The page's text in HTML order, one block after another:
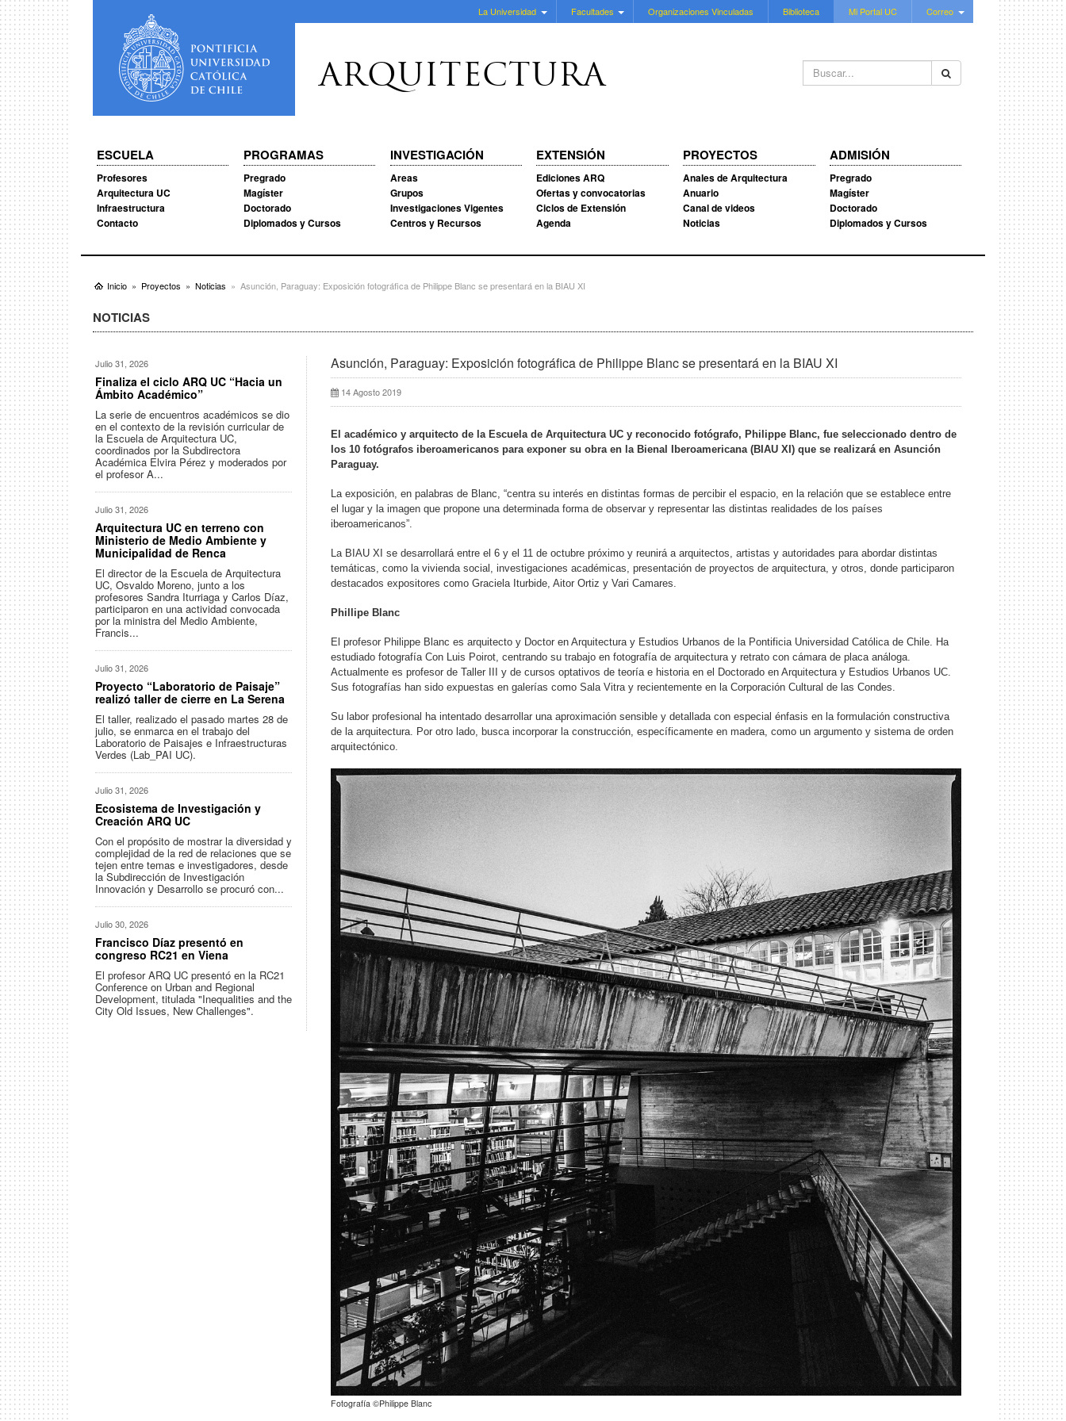
La Universidad Facultades Organizaciones Vinculadas Biblioteca Mi Portal UC Correo
Buscar...
ARQUITECTURA
ESCUELA
Profesores
Arquitectura UC
Infraestructura
Contacto
PROGRAMAS
Pregrado
Magíster
Doctorado
Diplomados y Cursos
INVESTIGACIÓN
Areas
Grupos
Investigaciones Vigentes
Centros y Recursos
EXTENSIÓN
Ediciones ARQ
Ofertas y convocatorias
Ciclos de Extensión
Agenda
PROYECTOS
Anales de Arquitectura
Anuario
Canal de videos
Noticias
ADMISIÓN
Pregrado
Magíster
Doctorado
Diplomados y Cursos
Inicio Proyectos Noticias Asunción, Paraguay: Exposición fotográfica de Philippe Blanc se presentará en la BIAU XI
NOTICIAS
Asunción, Paraguay: Exposición fotográfica de Philippe Blanc se presentará en la BIAU XI
14 Agosto 2019
El académico y arquitecto de la Escuela de Arquitectura UC y reconocido fotógrafo, Philippe Blanc, fue seleccionado dentro de
los 10 fotógrafos iberoamericanos para exponer su obra en la Bienal Iberoamericana (BIAU XI) que se realizará en Asunción
Paraguay.
La exposición, en palabras de Blanc, “centra su interés en distintas formas de percibir el espacio, en la relación que se establece entre
el lugar y la imagen que propone una determinada forma de observar y representar las distintas realidades de los países
iberoamericanos”.
La BIAU XI se desarrollará entre el 6 y el 11 de octubre próximo y reunirá a arquitectos, artistas y autoridades para abordar distintas
temáticas, como la vivienda social, investigaciones académicas, presentación de proyectos de arquitectura, y otros, donde participaron
destacados expositores como Graciela Iturbide, Aitor Ortiz y Vari Camares.
Phillipe Blanc
El profesor Philippe Blanc es arquitecto y Doctor en Arquitectura y Estudios Urbanos de la Pontificia Universidad Católica de Chile. Ha
estudiado fotografía Con Luis Poirot, centrando su trabajo en fotografía de arquitectura y retrato con cámara de placa análoga.
Actualmente es profesor de Taller III y de cursos optativos de teoría e historia en el Doctorado en Arquitectura y Estudios Urbanos UC.
Sus fotografías han sido expuestas en galerías como Sala Vitra y recientemente en la Corporación Cultural de las Condes.
Su labor profesional ha intentado desarrollar una aproximación sensible y detallada con especial énfasis en la formulación constructiva
de la arquitectura. Por otro lado, busca incorporar la construcción, específicamente en madera, como un argumento y sistema de orden
arquitectónico.
Fotografía ©Philippe Blanc
Julio 31, 2026
Finaliza el ciclo ARQ UC “Hacia un
Ámbito Académico”
La serie de encuentros académicos se dio
en el contexto de la revisión curricular de
la Escuela de Arquitectura UC,
coordinados por la Subdirectora
Académica Elvira Pérez y moderados por
el profesor A...
Julio 31, 2026
Arquitectura UC en terreno con
Ministerio de Medio Ambiente y
Municipalidad de Renca
El director de la Escuela de Arquitectura
UC, Osvaldo Moreno, junto a los
profesores Sandra Iturriaga y Carlos Díaz,
participaron en una actividad convocada
por la ministra del Medio Ambiente,
Francis...
Julio 31, 2026
Proyecto “Laboratorio de Paisaje”
realizó taller de cierre en La Serena
El taller, realizado el pasado martes 28 de
julio, se enmarca en el trabajo del
Laboratorio de Paisajes e Infraestructuras
Verdes (Lab_PAI UC).
Julio 31, 2026
Ecosistema de Investigación y
Creación ARQ UC
Con el propósito de mostrar la diversidad y
complejidad de la red de relaciones que se
tejen entre temas e investigadores, desde
la Subdirección de Investigación
Innovación y Desarrollo se procuró con...
Julio 30, 2026
Francisco Díaz presentó en
congreso RC21 en Viena
El profesor ARQ UC presentó en la RC21
Conference on Urban and Regional
Development, titulada "Inequalities and the
City Old Issues, New Challenges".